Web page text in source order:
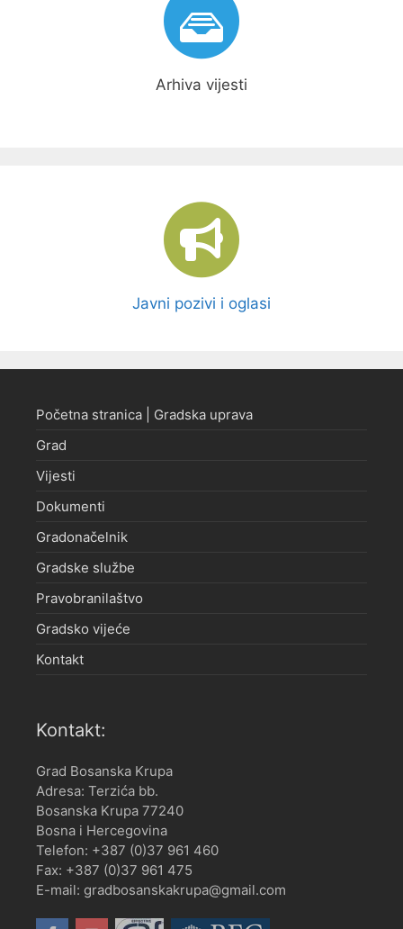
Arhiva vijesti
Javni pozivi i oglasi
Početna stranica | Gradska uprava
Grad
Vijesti
Dokumenti
Gradonačelnik
Gradske službe
Pravobranilaštvo
Gradsko vijeće
Kontakt
Kontakt:
Grad Bosanska Krupa
Adresa: Terzića bb.
Bosanska Krupa 77240
Bosna i Hercegovina
Telefon: +387 (0)37 961 460
Fax: +387 (0)37 961 475
E-mail: gradbosanskakrupa@gmail.com